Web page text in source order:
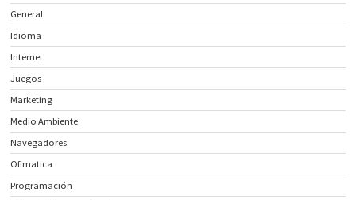
General
Idioma
Internet
Juegos
Marketing
Medio Ambiente
Navegadores
Ofimatica
Programación